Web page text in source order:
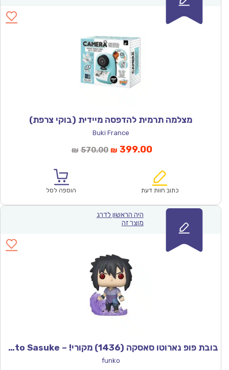
מצלמה תרמית להדפסה מיידית (בוקי צרפת)
Buki France
₪ 570.00המחיר
₪570.00.
₪ 399.00המחיר
הוא:
כתוב חוות דעת הוספה לסל
היה הראשון לדרג
מוצר זה
בובת פופ נארוטו סאסקה (1436) מקורי! – Funco POP Naruto Sasuke
funko